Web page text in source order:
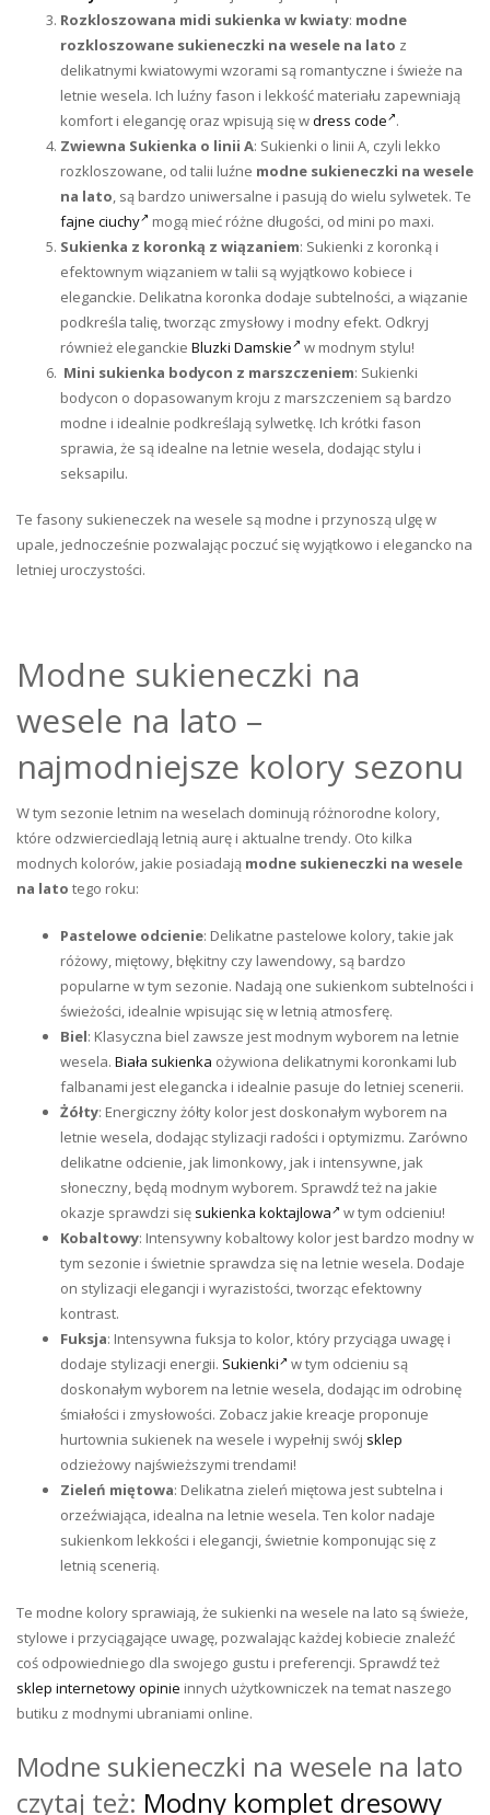
Rozkloszowana midi sukienka w kwiaty: modne
rozkloszowane sukieneczki na wesele na lato z
delikatnymi kwiatowymi wzorami są romantyczne i świeże na
letnie wesela. Ich luźny fason i lekkość materiału zapewniają
komfort i elegancję oraz wpisują się wdress code .
Zwiewna Sukienka o linii A: Sukienki o linii A, czyli lekko
rozkloszowane, od talii luźne modne sukieneczki na wesele
na lato, są bardzo uniwersalne i pasują do wielu sylwetek. Te
fajne ciuchy
mogą mieć różne długości, od mini po maxi.
Sukienka z koronką z wiązaniem: Sukienki z koronką i
efektownym wiązaniem w talii są wyjątkowo kobiece i
eleganckie. Delikatna koronka dodaje subtelności, a wiązanie
podkreśla talię, tworząc zmysłowy i modny efekt. Odkryj
również eleganckie Bluzki Damskie
w modnym stylu!
Mini sukienka bodycon z marszczeniem: Sukienki
bodycon o dopasowanym kroju z marszczeniem są bardzo
modne i idealnie podkreślają sylwetkę. Ich krótki fason
sprawia, że są idealne na letnie wesela, dodając stylu i
seksapilu.
Te fasony sukieneczek na wesele są modne i przynoszą ulgę w
upale, jednocześnie pozwalając poczuć się wyjątkowo i elegancko na
letniej uroczystości.
Modne sukieneczki na
wesele na lato –
najmodniejsze kolory sezonu
W tym sezonie letnim na weselach dominują różnorodne kolory,
które odzwierciedlają letnią aurę i aktualne trendy. Oto kilka
modnych kolorów, jakie posiadają modne sukieneczki na wesele
na lato tego roku:
Pastelowe odcienie: Delikatne pastelowe kolory, takie jak
różowy, miętowy, błękitny czy lawendowy, są bardzo
popularne w tym sezonie. Nadają one sukienkom subtelności i
świeżości, idealnie wpisując się w letnią atmosferę.
Biel: Klasyczna biel zawsze jest modnym wyborem na letnie
wesela. Biała sukienka ożywiona delikatnymi koronkami lub
falbanami jest elegancka i idealnie pasuje do letniej scenerii.
Żółty: Energiczny żółty kolor jest doskonałym wyborem na
letnie wesela, dodając stylizacji radości i optymizmu. Zarówno
delikatne odcienie, jak limonkowy, jak i intensywne, jak
słoneczny, będą modnym wyborem. Sprawdź też na jakie
okazje sprawdzi się sukienka koktajlowa
w tym odcieniu!
Kobaltowy: Intensywny kobaltowy kolor jest bardzo modny w
tym sezonie i świetnie sprawdza się na letnie wesela. Dodaje
on stylizacji elegancji i wyrazistości, tworząc efektowny
kontrast.
Fuksja: Intensywna fuksja to kolor, który przyciąga uwagę i
dodaje stylizacji energii. Sukienki
w tym odcieniu są
doskonałym wyborem na letnie wesela, dodając im odrobinę
śmiałości i zmysłowości. Zobacz jakie kreacje proponuje
hurtownia sukienek na wesele i wypełnij swój sklep
odzieżowy najświeższymi trendami!
Zieleń miętowa: Delikatna zieleń miętowa jest subtelna i
orzeźwiająca, idealna na letnie wesela. Ten kolor nadaje
sukienkom lekkości i elegancji, świetnie komponując się z
letnią scenerią.
Te modne kolory sprawiają, że sukienki na wesele na lato są świeże,
stylowe i przyciągające uwagę, pozwalając każdej kobiecie znaleźć
coś odpowiedniego dla swojego gustu i preferencji. Sprawdź też
sklep internetowy opinie innych użytkowniczek na temat naszego
butiku z modnymi ubraniami online.
Modne sukieneczki na wesele na lato
czytaj też: Modny komplet dresowy